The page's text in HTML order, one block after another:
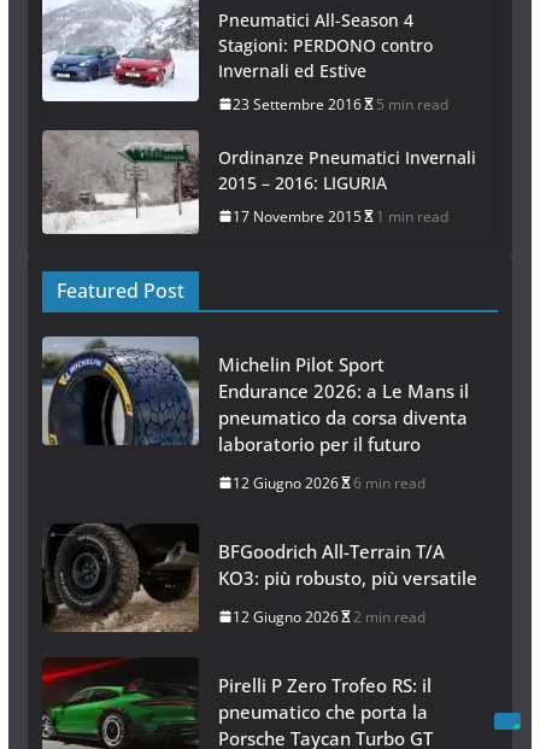
Pneumatici All-Season 4
Stagioni: PERDONO contro
Invernali ed Estive
23 Settembre 2016 5 min read
Ordinanze Pneumatici Invernali
2015 – 2016: LIGURIA
17 Novembre 2015 1 min read
Featured Post
Michelin Pilot Sport
Endurance 2026: a Le Mans il
pneumatico da corsa diventa
laboratorio per il futuro
12 Giugno 2026 6 min read
BFGoodrich All-Terrain T/A
KO3: più robusto, più versatile
12 Giugno 2026 2 min read
Pirelli P Zero Trofeo RS: il
pneumatico che porta la
Porsche Taycan Turbo GT